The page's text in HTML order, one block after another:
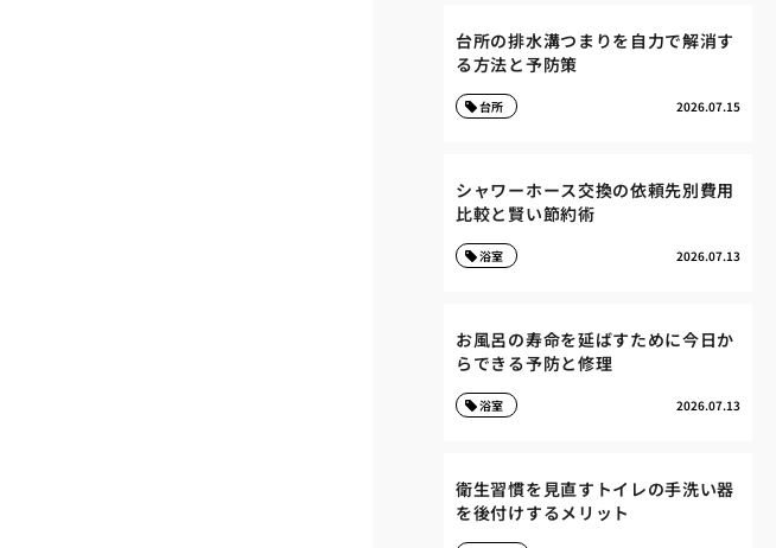
台所の排水溝つまりを自力で解消す
る方法と予防策
2026.07.15
台所
シャワーホース交換の依頼先別費用
比較と賢い節約術
2026.07.13
浴室
お風呂の寿命を延ばすために今日か
らできる予防と修理
2026.07.13
浴室
衛生習慣を見直すトイレの手洗い器
を後付けするメリット